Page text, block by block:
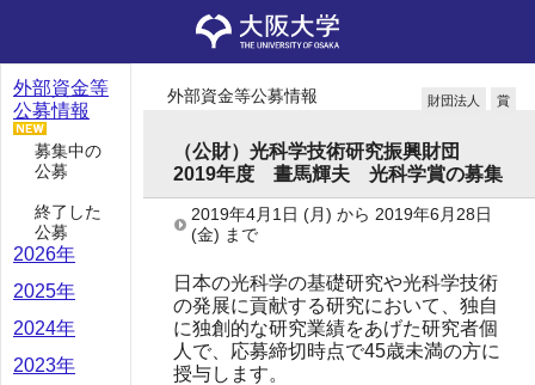
外部資金等
公募情報
募集中の
公募
終了した
公募
2026年
2025年
2024年
2023年
外部資金等公募情報 財団法人 賞
（公財）光科学技術研究振興財団
2019年度 晝馬輝夫 光科学賞の募集
2019年4月1日 (月) から 2019年6月28日
(金) まで
日本の光科学の基礎研究や光科学技術
の発展に貢献する研究において、独自
に独創的な研究業績をあげた研究者個
人で、応募締切時点で45歳未満の方に
授与します。